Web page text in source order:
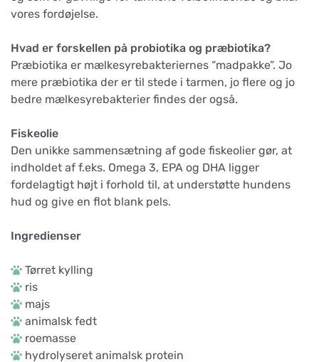
vores fordøjelse.
Hvad er forskellen på probiotika og præbiotika?
Præbiotika er mælkesyrebakteriernes “madpakke”. Jo
mere præbiotika der er til stede i tarmen, jo flere og jo
bedre mælkesyrebakterier findes der også.
Fiskeolie
Den unikke sammensætning af gode fiskeolier gør, at
indholdet af f.eks. Omega 3, EPA og DHA ligger
fordelagtigt højt i forhold til, at understøtte hundens
hud og give en flot blank pels.
Ingredienser
Tørret kylling
ris
majs
animalsk fedt
roemasse
hydrolyseret animalsk protein